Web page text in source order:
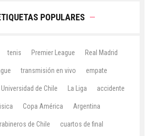
POPULARES
tenis Premier League Real Madrid
transmisión en vivo empate
Universidad de Chile La Liga accidente
Copa América Argentina
de Chile cuartos de final